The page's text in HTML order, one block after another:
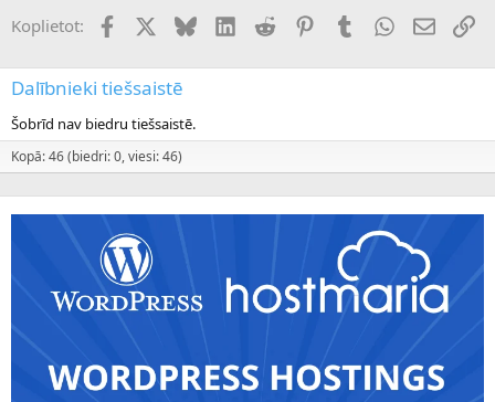
Koplietot: FacebookX (Twitter)
BlueskyLinkedInReddit PinterestTumblrWhatsApp
E-pasts
Dalībnieki tiešsaistē
Šobrīd nav biedru tiešsaistē.
Kopā: 46 (biedri: 0, viesi: 46)